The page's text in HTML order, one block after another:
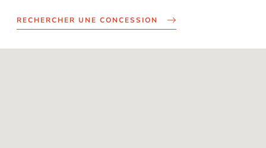
RECHERCHER UNE CONCESSION